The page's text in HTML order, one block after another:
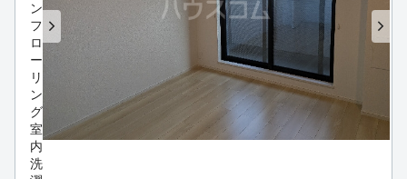
ン
フ
ロ
ー
リ
ン
グ
室
内
洗